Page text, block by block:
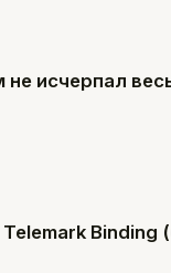
исчерпал
Binding